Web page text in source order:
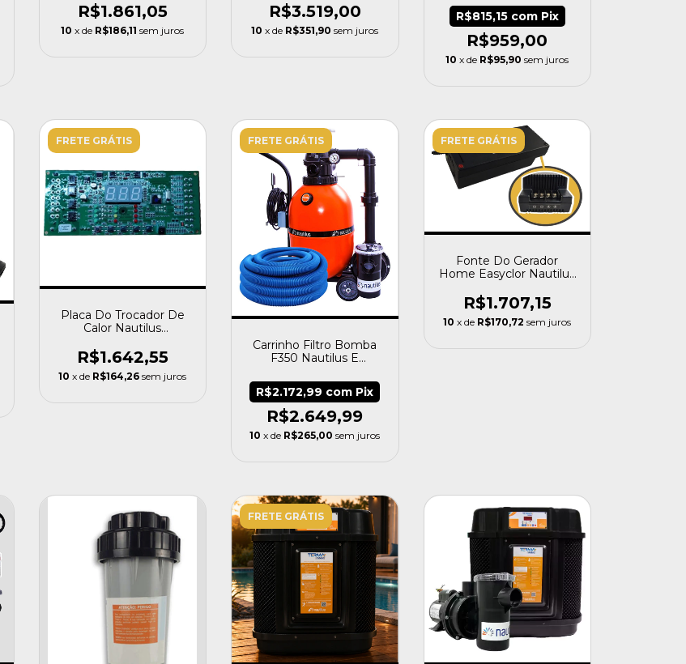
R$1.861,05
10 x de R$186,11 sem juros
R$3.519,00
10 x de R$351,90 sem juros
R$959,00
R$815,15 com Pix
10 x de R$95,90 sem juros
FRETE GRÁTIS
Placa Do Trocador De
Calor Nautilus
R$1.642,55
10 x de R$164,26 sem juros
FRETE GRÁTIS
Carrinho Filtro Bomba
F350 Nautilus E
R$2.649,99
R$2.172,99 com Pix
10 x de R$265,00 sem juros
FRETE GRÁTIS
Fonte Do Gerador
Home Easyclor Nautilus
R$1.707,15
10 x de R$170,72 sem juros
FRETE GRÁTIS